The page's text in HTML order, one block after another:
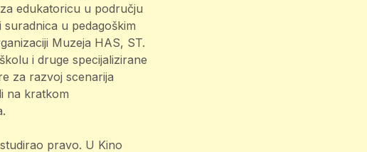
edukatoricu u području
u pedagoškim
Muzeja HAS, ST.
i druge specijalizirane
za razvoj scenarija
na kratkom
pravo. U Kino